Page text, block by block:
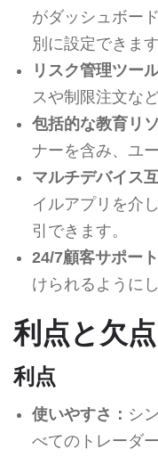
がダッシュボー
別に設定できます
リスク管理ツール
スや制限注文な
包括的な教育リ
ナーを含み、ユ
マルチデバイス
イルアプリを介
引できます。
24/7顧客サポート
けられるようにし
利点と欠点
利点
使いやすさ： シ
べてのトレーダ